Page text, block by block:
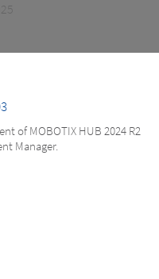
of MOBOTIX HUB 2024 R2
Manager.